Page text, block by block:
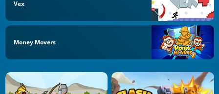
Vex
Money Movers